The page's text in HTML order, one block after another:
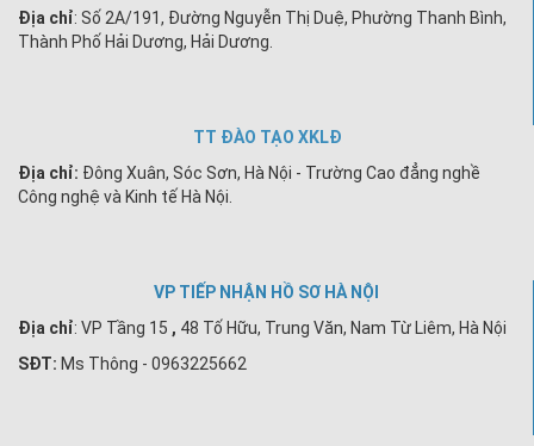
Địa chỉ: Số 2A/191, Đường Nguyễn Thị Duệ, Phường Thanh Bình,
Thành Phố Hải Dương, Hải Dương.
TT ĐÀO TẠO XKLĐ
Địa chỉ: Đông Xuân, Sóc Sơn, Hà Nội - Trường Cao đẳng nghề
Công nghệ và Kinh tế Hà Nội.
VP TIẾP NHẬN HỒ SƠ HÀ NỘI
Địa chỉ: VP Tầng 15 , 48 Tố Hữu, Trung Văn, Nam Từ Liêm, Hà Nội
SĐT: Ms Thông - 0963225662